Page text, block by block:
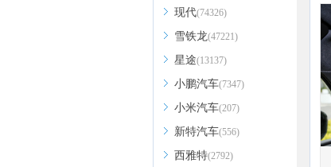
现代(74326)
雪铁龙(47221)
星途(13137)
小鹏汽车(7347)
小米汽车(207)
新特汽车(556)
西雅特(2792)